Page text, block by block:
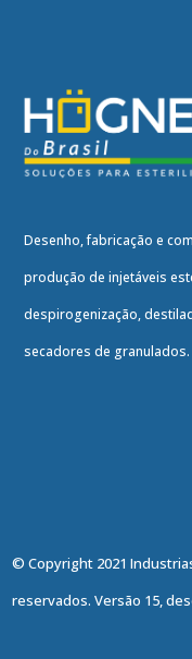
Desenho, fabricação e
produção de injetáveis
despirogenização,
secadores de granulados.
© Copyright 2021
reservados. Versão 15,